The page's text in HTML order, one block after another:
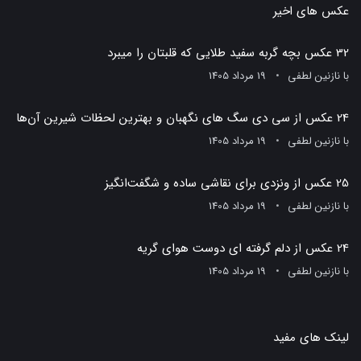
عکس های اخیر
32 عکس بچه گربه سفید طلایی که قلبتان را میبرد
بانازنین لطفی 19 مرداد 1405
24 عکس از سی دی سگ های نگهبان و بهترین لحظات شیرین آن‌ها
بانازنین لطفی 19 مرداد 1405
25 عکس از ونزدی برای نقاشی ساده و شگفت‌انگیز
بانازنین لطفی 19 مرداد 1405
24 عکس از دلم گرفته ای دوست هوای گریه
بانازنین لطفی 19 مرداد 1405
لینک های مفید